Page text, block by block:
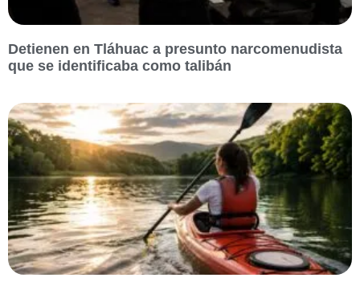
Detienen en Tláhuac a presunto narcomenudista
que se identificaba como talibán